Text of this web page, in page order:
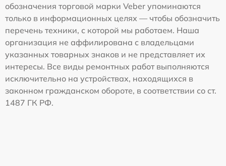
обозначения торговой марки Veber упоминаются
только в информационных целях — чтобы обозначить
перечень техники, с которой мы работаем. Наша
организация не аффилирована с владельцами
указанных товарных знаков и не представляет их
интересы. Все виды ремонтных работ выполняются
исключительно на устройствах, находящихся в
законном гражданском обороте, в соответствии со ст.
1487 ГК РФ.